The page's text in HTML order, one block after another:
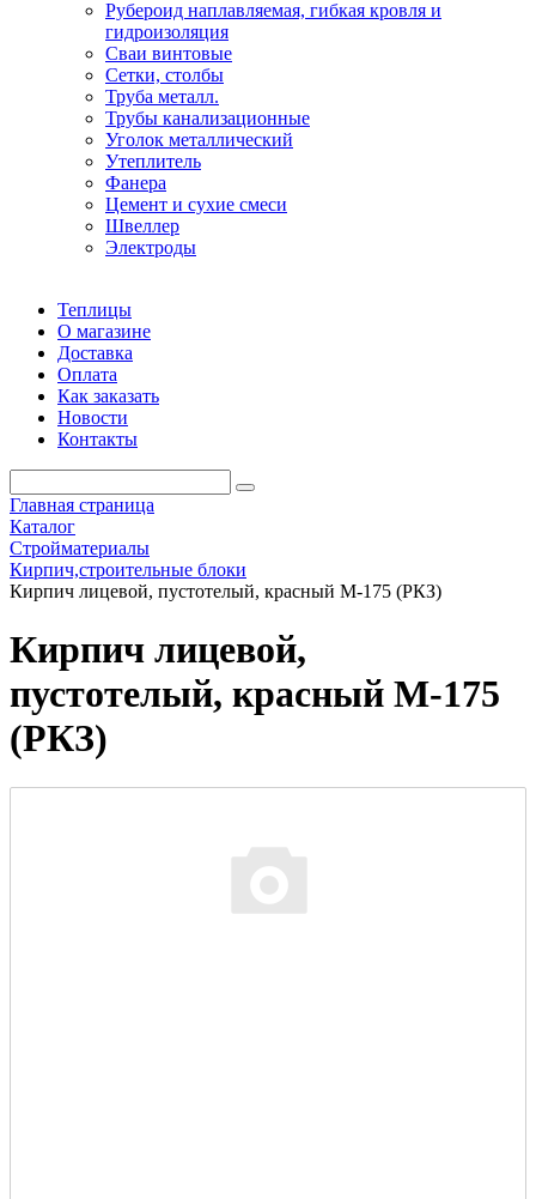
Рубероид наплавляемая, гибкая кровля и
гидроизоляция
Сваи винтовые
Сетки, столбы
Труба металл.
Трубы канализационные
Уголок металлический
Утеплитель
Фанера
Цемент и сухие смеси
Швеллер
Электроды
Теплицы
О магазине
Доставка
Оплата
Как заказать
Новости
Контакты
Главная страница
Каталог
Стройматериалы
Кирпич,строительные блоки
Кирпич лицевой, пустотелый, красный М-175 (РКЗ)
Кирпич лицевой,
пустотелый, красный М-175
(РКЗ)